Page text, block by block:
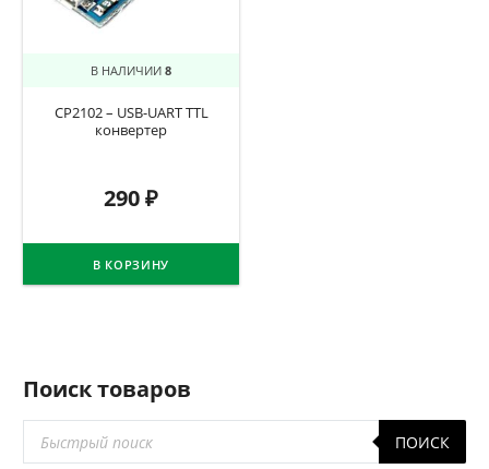
В НАЛИЧИИ 8
CP2102 – USB-UART TTL
конвертер
290₽
В КОРЗИНУ
Поиск товаров
товаров
ПОИСК